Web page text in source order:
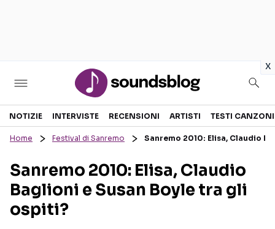
x
Sezioni
RECENSIONI MUSICALI
INTERVISTE
GOSSIP E CURIOSITÀ
TESTI CANZONI
TOUR ED EVENTI
NOTIZIE INTERVISTE RECENSIONI ARTISTI TESTI CANZONI
Home Festival di Sanremo Sanremo 2010: Elisa, Claudio
Sanremo 2010: Elisa, Claudio
Baglioni e Susan Boyle tra gli
ospiti?